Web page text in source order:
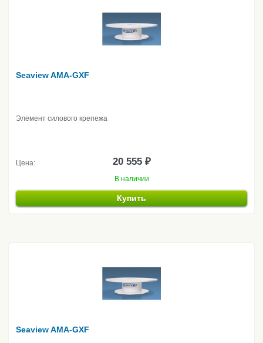
Seaview AMA-GXF
Элемент силового крепежа
Цена: 20 555 ₽
В наличии
Купить
Seaview AMA-GXF